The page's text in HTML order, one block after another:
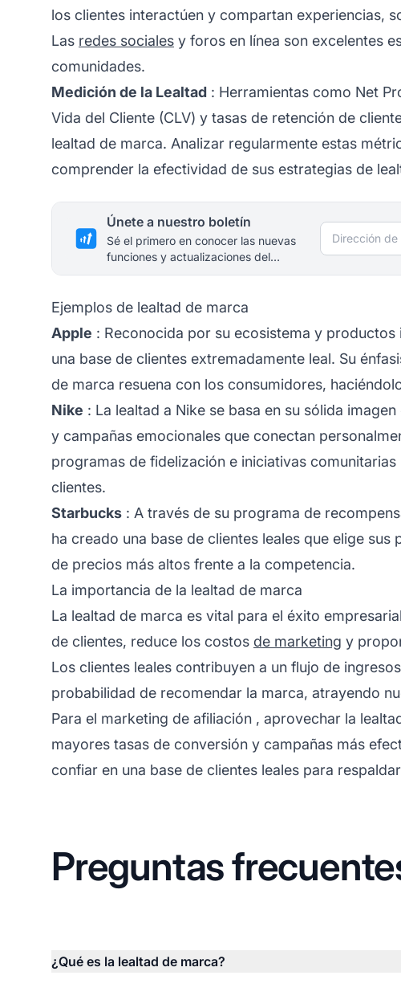
los clientes interactúen y compartan experiencias,
Las redes sociales y foros en línea son excelentes
comunidades.
Medición de la Lealtad : Herramientas como Net
Vida del Cliente (CLV) y tasas de retención de
lealtad de marca. Analizar regularmente estas
comprender la efectividad de sus estrategias de
Únete a nuestro boletín
Sé el primero en conocer las nuevas
funciones y actualizaciones del
producto.
Dirección
Ejemplos de lealtad de marca
Apple : Reconocida por su ecosistema y
una base de clientes extremadamente leal. Su
de marca resuena con los consumidores,
Nike : La lealtad a Nike se basa en su sólida
y campañas emocionales que conectan
programas de fidelización e iniciativas
clientes.
Starbucks : A través de su programa de
ha creado una base de clientes leales que elige
de precios más altos frente a la competencia.
La importancia de la lealtad de marca
La lealtad de marca es vital para el éxito
de clientes, reduce los costos de marketing y
Los clientes leales contribuyen a un flujo de
probabilidad de recomendar la marca, atrayendo
Para el marketing de afiliación , aprovechar la
mayores tasas de conversión y campañas más
confiar en una base de clientes leales para
Preguntas
¿Qué es la lealtad de marca?